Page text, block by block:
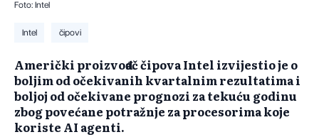
Foto: Intel
Intel čipovi
Američki proizvođač čipova Intel izvijestio je o
boljim od očekivanih kvartalnim rezultatima i
boljoj od očekivane prognozi za tekuću godinu
zbog povećane potražnje za procesorima koje
koriste AI agenti.